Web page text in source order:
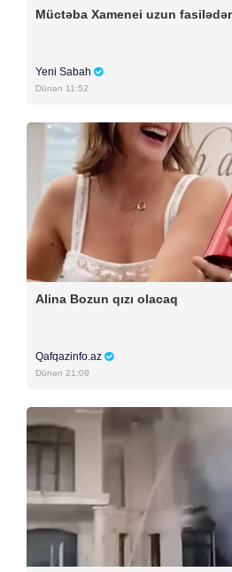
Müctəba Xamenei uzun
Yeni Sabah
Dünən 11:52
Alina Bozun qızı olacaq
Qafqazinfo.az
Dünən 21:09